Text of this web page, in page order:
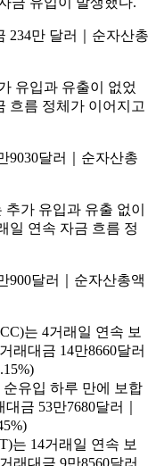
234만 달러｜순자산총
유입과 유출이 없었
흐름 정체가 이어지고
9030달러｜순자산총
가 유입과 유출 없이
일 연속 자금 흐름 정
900달러｜순자산총액
는 4거래일 연속 보
래대금 14만8660달러
유입 하루 만에 보합
금 53만7680달러｜
는 14거래일 연속 보
래대금 9만8560달러